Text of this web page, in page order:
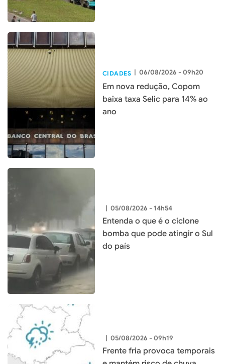
CIDADES | 06/08/2026 - 09h20
Em nova redução, Copom
baixa taxa Selic para 14% ao
ano
| 05/08/2026 - 14h54
Entenda o que é o ciclone
bomba que pode atingir o Sul
do país
| 05/08/2026 - 09h19
Frente fria provoca temporais